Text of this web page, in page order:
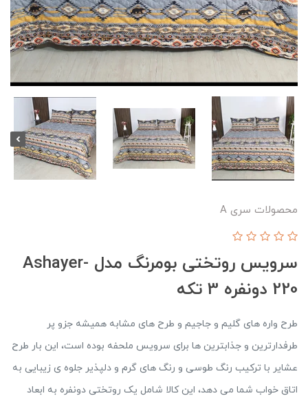
محصولات سری A
سرویس روتختی بومرنگ مدل Ashayer-
220 دونفره 3 تکه
طرح واره های گلیم و جاجیم و طرح های مشابه همیشه جزو پر
طرفدارترین و جذابترین ها برای سرویس ملحفه بوده است، این بار طرح
عشایر با ترکیب رنگ طوسی و رنگ های گرم و دلپذیر جلوه ی زیبایی به
اتاق خواب شما می دهد، این کالا شامل یک روتختی دونفره به ابعاد